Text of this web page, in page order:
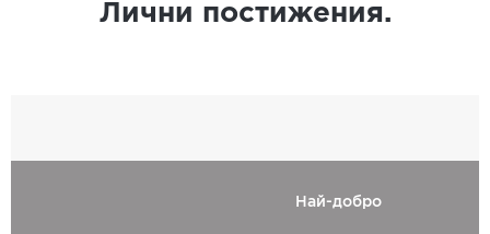
Лични постижения.
Най-добро